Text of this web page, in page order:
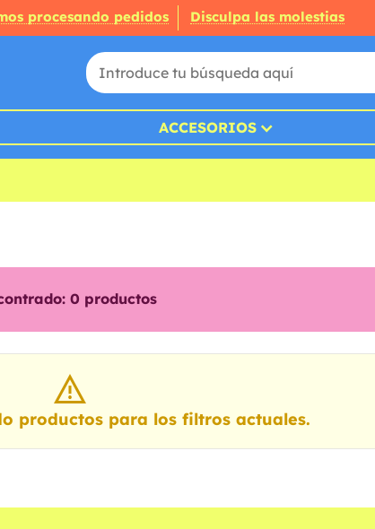
procesando pedidos Disculpa las molestias
ACCESORIOS
0 productos
productos para los filtros actuales.